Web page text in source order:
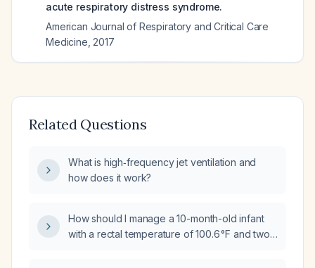
acute respiratory distress syndrome.
American Journal of Respiratory and Critical Care
Medicine 2017
Related Questions
What is high‑frequency jet ventilation and
how does it work?
How should I manage a 10-month-old infant
with a rectal temperature of 100.6 °F and two